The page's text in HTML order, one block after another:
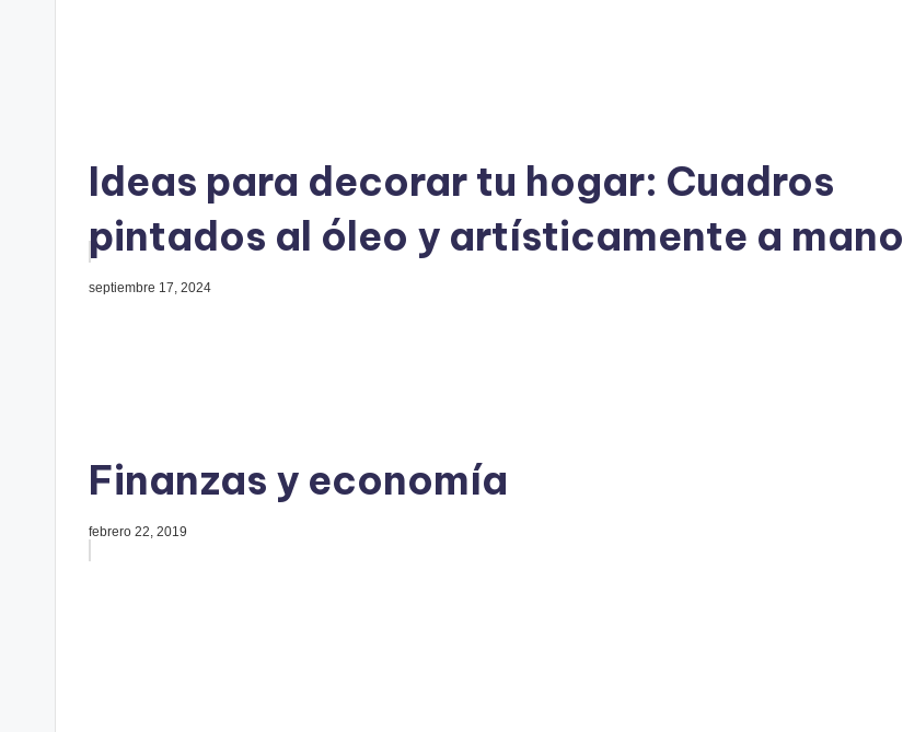
Ideas para decorar tu hogar: Cuadros
pintados al óleo y artísticamente a mano
septiembre 17, 2024
Finanzas y economía
febrero 22, 2019